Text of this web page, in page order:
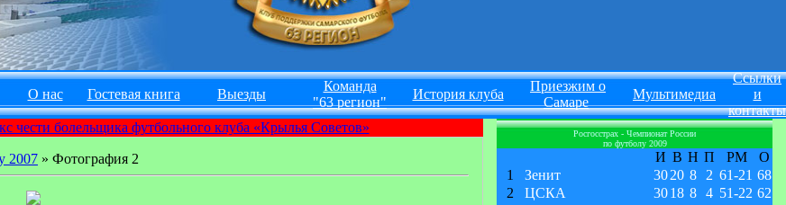
О нас Гостевая книга Выезды
Команда
"63 регион"
История клуба
Приезжим о
Самаре
Мультимедиа
Ссылки
и
контакты
чести болельщика футбольного клуба «Крылья Советов»
2007 » Фотография 2
Росгосстрах - Чемпионат России
по футболу 2009
И В Н П РМ
О
1
Зенит 3020 8 2 61-21 68
2
ЦСКА 3018 8 4 51-22 62